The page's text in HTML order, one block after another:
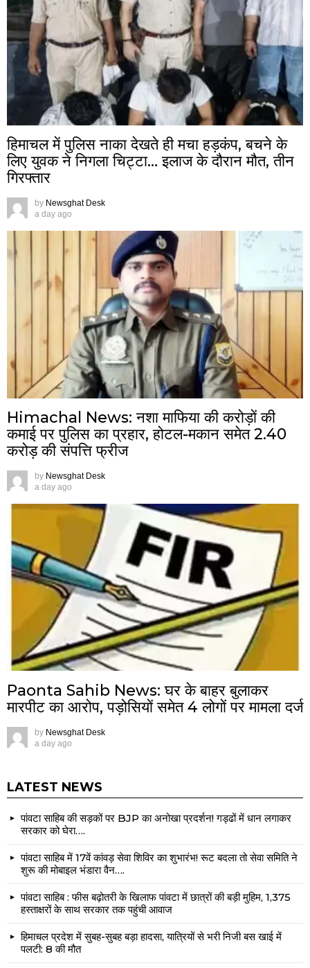
हिमाचल में पुलिस नाका देखते ही मचा हड़कंप, बचने के
लिए युवक ने निगला चिट्टा… इलाज के दौरान मौत, तीन
गिरफ्तार
by Newsghat Desk
a day ago
Himachal News: नशा माफिया की करोड़ों की
कमाई पर पुलिस का प्रहार, होटल-मकान समेत 2.40
करोड़ की संपत्ति फ्रीज
by Newsghat Desk
a day ago
Paonta Sahib News: घर के बाहर बुलाकर
मारपीट का आरोप, पड़ोसियों समेत 4 लोगों पर मामला दर्ज
by Newsghat Desk
a day ago
LATEST NEWS
पांवटा साहिब की सड़कों पर BJP का अनोखा प्रदर्शन! गड्ढों में धान लगाकर
सरकार को घेरा….
पांवटा साहिब में 17वें कांवड़ सेवा शिविर का शुभारंभ! रूट बदला तो सेवा समिति ने
शुरू की मोबाइल भंडारा वैन….
पांवटा साहिब : फीस बढ़ोतरी के खिलाफ पांवटा में छात्रों की बड़ी मुहिम, 1,375
हस्ताक्षरों के साथ सरकार तक पहुंची आवाज
हिमाचल प्रदेश में सुबह-सुबह बड़ा हादसा, यात्रियों से भरी निजी बस खाई में
पलटी: 8 की मौत